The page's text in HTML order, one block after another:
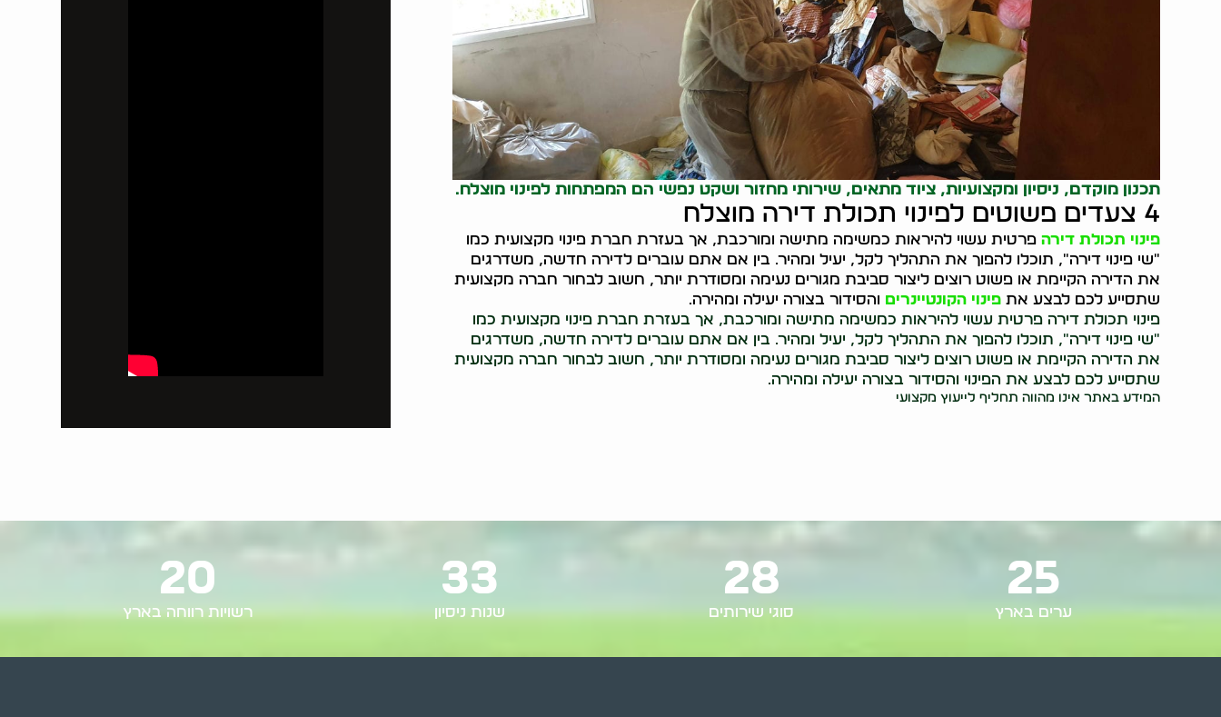
תכנון מוקדם, ניסיון ומקצועיות, ציוד מתאים, שירותי מחזור ושקט נפשי הם המפתחות לפינוי מוצלח.
4 צעדים פשוטים לפינוי תכולת דירה מוצלח
פינוי תכולת דירה פרטית עשוי להיראות כמשימה מתישה ומורכבת, אך בעזרת חברת פינוי מקצועית כמו
"שי פינוי דירה", תוכלו להפוך את התהליך לקל, יעיל ומהיר. בין אם אתם עוברים לדירה חדשה, משדרגים
את הדירה הקיימת או פשוט רוצים ליצור סביבת מגורים נעימה ומסודרת יותר, חשוב לבחור חברה מקצועית
שתסייע לכם לבצע אתפינוי הקונטיינרים והסידור בצורה יעילה ומהירה.
פינוי תכולת דירה פרטית עשוי להיראות כמשימה מתישה ומורכבת, אך בעזרת חברת פינוי מקצועית כמו
"שי פינוי דירה", תוכלו להפוך את התהליך לקל, יעיל ומהיר. בין אם אתם עוברים לדירה חדשה, משדרגים
את הדירה הקיימת או פשוט רוצים ליצור סביבת מגורים נעימה ומסודרת יותר, חשוב לבחור חברה מקצועית
שתסייע לכם לבצע את הפינוי והסידור בצורה יעילה ומהירה.
המידע באתר אינו מהווה תחליף לייעוץ מקצועי
ערים בארץ
25
סוגי שירותים
28
שנות ניסיון
33
רשויות רווחה בארץ
20